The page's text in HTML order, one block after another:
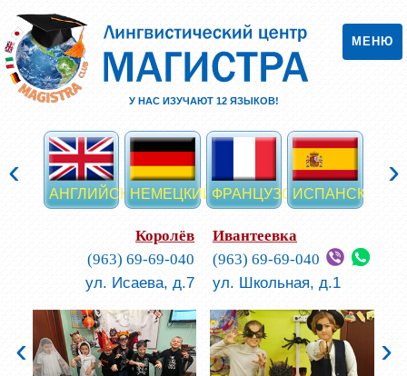
МЕНЮ
У НАС ИЗУЧАЮТ 12ЯЗЫКОВ!
АНГЛИЙСКИЙНЕМЕЦКИЙФРАНЦУЗСКИЙИСПАНСКИЙ
‹ ›
Королёв
(963) 69-69-040
ул. Исаева, д.7
Ивантеевка
(963) 69-69-040
ул. Школьная, д.1
‹ ›